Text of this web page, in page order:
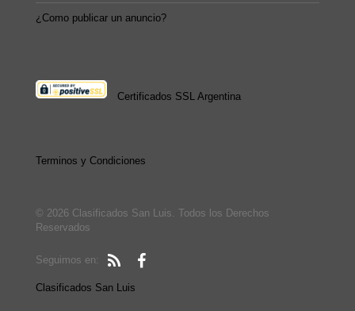
¿Como publicar un anuncio?
Certificados SSL Argentina
Terminos y Condiciones
© 2026 Clasificados San Luis. Todos los Derechos
Reservados
Seguimos en:
Clasificados San Luis